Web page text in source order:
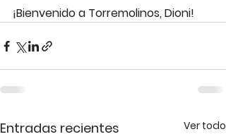
¡Bienvenido a Torremolinos, Dioni!
Entradas recientes Ver todo